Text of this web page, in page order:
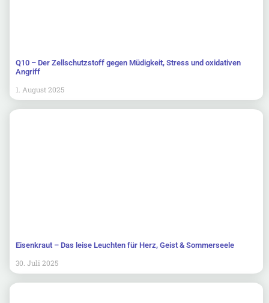
Q10 – Der Zellschutzstoff gegen Müdigkeit, Stress und oxidativen
Angriff
1. August 2025
Eisenkraut – Das leise Leuchten für Herz, Geist & Sommerseele
30. Juli 2025